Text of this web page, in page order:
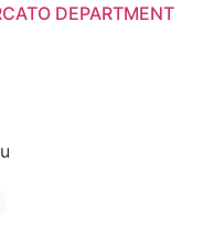
DEPARTMENT